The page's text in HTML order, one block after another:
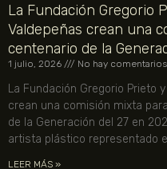
La Fundación Gregorio
Valdepeñas crean una
centenario de la
1 julio, 2026 No hay comentarios
La Fundación Gregorio Prieto
crean una comisión mixta
de la Generación del 27 en
artista plástico representado
LEER MÁS »